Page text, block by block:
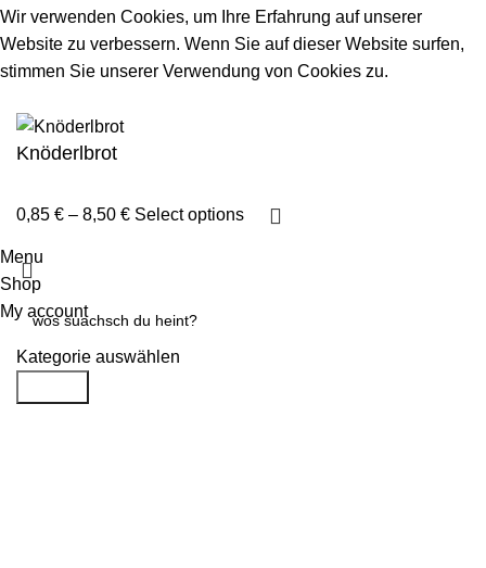
Wir verwenden Cookies, um Ihre Erfahrung auf unserer
Website zu verbessern. Wenn Sie auf dieser Website surfen,
stimmen Sie unserer Verwendung von Cookies zu.
Knöderlbrot
0,85 € – 8,50 € Select options
Kategorie auswählen
Menu
Shop
My account